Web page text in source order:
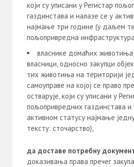
који су уписани у Регистар
газдинстава и налазе се у
најмање три године (у даљем
пољопривредна
власнике домаћих животиња,
власници, односно закупци
тих животиња на територији
самоуправе на којој се право
остварује, који су уписани у
пољопривредних газдинстава и
активном статусу најмање
тексту: сточарство),
да доставе потребну
доказивања права пречег